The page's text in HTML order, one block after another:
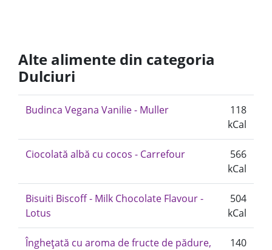
Alte alimente din categoria
Dulciuri
Budinca Vegana Vanilie - Muller
118
kCal
Ciocolată albă cu cocos - Carrefour
566
kCal
Bisuiti Biscoff - Milk Chocolate Flavour -
Lotus
504
kCal
Înghețată cu aroma de fructe de pădure,
140